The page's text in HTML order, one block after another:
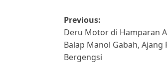
Post
navigation
Previous:
Deru Motor di Hamparan
Balap Manol Gabah,
Bergengsi